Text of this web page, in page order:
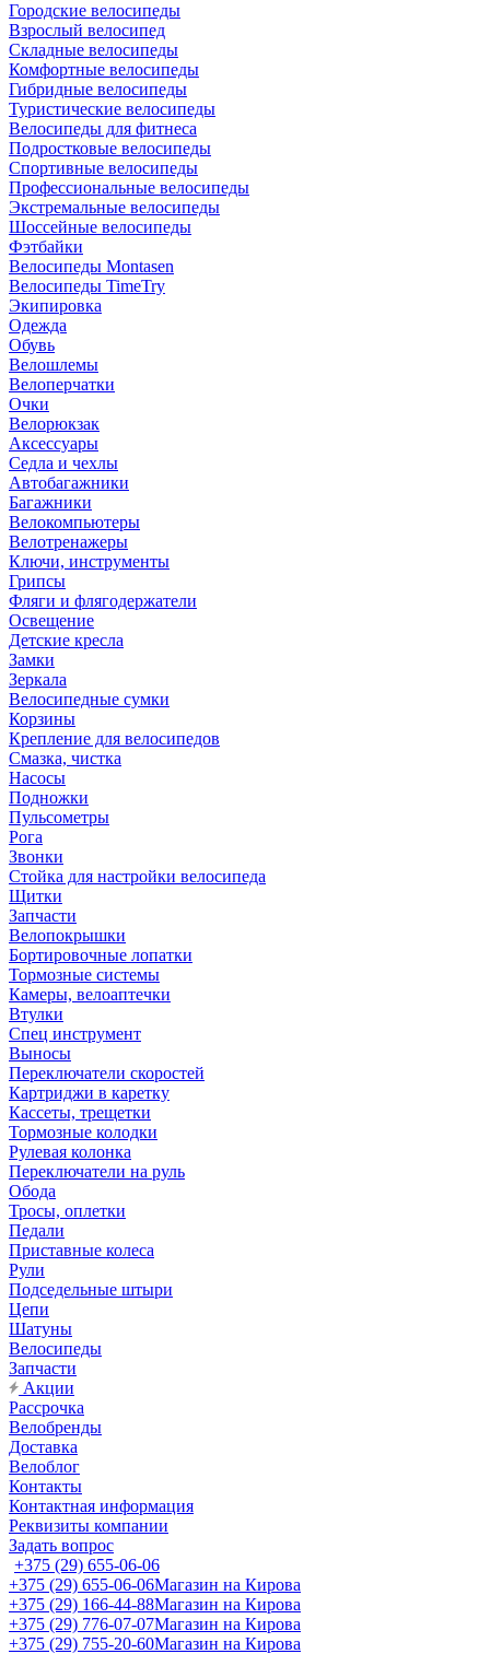
Городские велосипеды
Взрослый велосипед
Складные велосипеды
Комфортные велосипеды
Гибридные велосипеды
Туристические велосипеды
Велосипеды для фитнеса
Подростковые велосипеды
Спортивные велосипеды
Профессиональные велосипеды
Экстремальные велосипеды
Шоссейные велосипеды
Фэтбайки
Велосипеды Montasen
Велосипеды TimeTry
Экипировка
Одежда
Обувь
Велошлемы
Велоперчатки
Очки
Велорюкзак
Аксессуары
Седла и чехлы
Автобагажники
Багажники
Велокомпьютеры
Велотренажеры
Ключи, инструменты
Грипсы
Фляги и флягодержатели
Освещение
Детские кресла
Замки
Зеркала
Велосипедные сумки
Корзины
Крепление для велосипедов
Смазка, чистка
Насосы
Подножки
Пульсометры
Рога
Звонки
Стойка для настройки велосипеда
Щитки
Запчасти
Велопокрышки
Бортировочные лопатки
Тормозные системы
Камеры, велоаптечки
Втулки
Спец инструмент
Выносы
Переключатели скоростей
Картриджи в каретку
Кассеты, трещетки
Тормозные колодки
Рулевая колонка
Переключатели на руль
Обода
Тросы, оплетки
Педали
Приставные колеса
Рули
Подседельные штыри
Цепи
Шатуны
Велосипеды
Запчасти
Акции
Рассрочка
Велобренды
Доставка
Велоблог
Контакты
Контактная информация
Реквизиты компании
Задать вопрос
+375 (29) 655-06-06
+375 (29) 655-06-06Магазин на Кирова
+375 (29) 166-44-88Магазин на Кирова
+375 (29) 776-07-07Магазин на Кирова
+375 (29) 755-20-60Магазин на Кирова